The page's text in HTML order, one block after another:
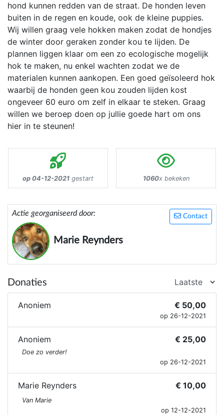
hond kunnen redden van de straat. De honden leven
buiten in de regen en koude, ook de kleine puppies.
Wij willen graag vele hokken maken zodat de hondjes
de winter door geraken zonder kou te lijden. De
plannen liggen klaar om een zo ecologische mogelijk
hok te maken, nu enkel wachten zodat we de
materialen kunnen aankopen. Een goed geïsoleerd hok
waarbij de honden geen kou zouden lijden kost
ongeveer 60 euro om zelf in elkaar te steken. Graag
willen we beroep doen op jullie goede hart om ons
hier in te steunen!
op 04-12-2021 gestart 1060x bekeken
Contact
Actie georganiseerd door:
Marie Reynders
Donaties
Anoniem € 50,00
op 26-12-2021
Anoniem € 25,00
Doe zo verder!
op 26-12-2021
Marie Reynders € 10,00
Van Marie
op 12-12-2021